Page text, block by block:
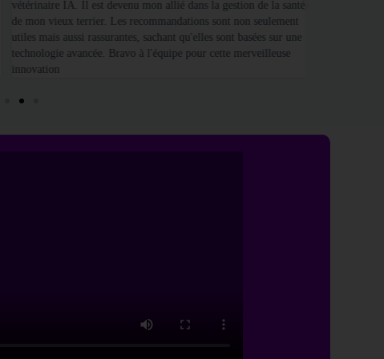
vétérinaire IA. Il est devenu mon allié dans la gestion de la santé
de mon vieux terrier. Les recommandations sont non seulement
utiles mais aussi rassurantes, sachant qu'elles sont basées sur une
technologie avancée. Bravo à l'équipe pour cette merveilleuse
innovation